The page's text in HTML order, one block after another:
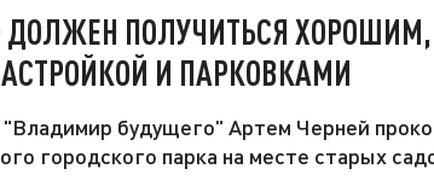
ДОЛЖЕН ПОЛУЧИТЬСЯ ХОРОШИМ,
И ПАРКОВКАМИ
"Владимир будущего" Артем Черней
городского парка на месте старых